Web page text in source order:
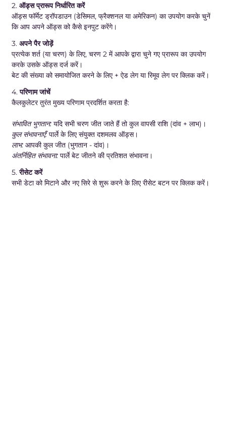
2. ऑड्स प्रारूप निर्धारित करें
ऑड्स फॉर्मेट ड्रॉपडाउन (डेसिमल, फ्रैक्शनल या अमेरिकन) का उपयोग करके चुनें
कि आप अपने ऑड्स को कैसे इनपुट करेंगे।
3. अपने पैर जोड़ें
प्रत्येक शर्त (या चरण) के लिए, चरण 2 में आपके द्वारा चुने गए प्रारूप का उपयोग
करके उसके ऑड्स दर्ज करें।
बेट की संख्या को समायोजित करने के लिए + ऐड लेग या रिमूव लेग पर क्लिक करें।
4.परिणाम जांचें
कैलकुलेटर तुरंत मुख्य परिणाम प्रदर्शित करता है:
संभावित भुगतान: यदि सभी चरण जीत जाते हैं तो कुल वापसी राशि (दांव + लाभ)।
कुल संभावनाएँ:पार्ले के लिए संयुक्त दशमलव ऑड्स।
लाभ: आपकी कुल जीत (भुगतान - दांव)।
अंतर्निहित संभावना: पार्ले बेट जीतने की प्रतिशत संभावना।
5.रीसेट करें
सभी डेटा को मिटाने और नए सिरे से शुरू करने के लिए रीसेट बटन पर क्लिक करें।